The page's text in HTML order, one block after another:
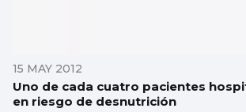
15 MAY 2012
Uno de cada cuatro pacientes
en riesgo de desnutrición